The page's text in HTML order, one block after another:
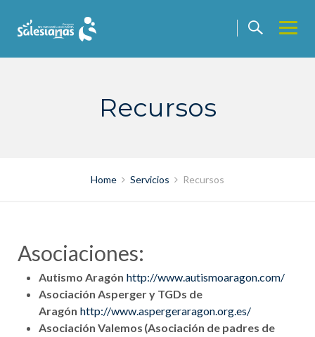
content
Recursos
Home Servicios Recursos
Asociaciones:
Autismo Aragón http://www.autismoaragon.com/
Asociación Asperger y TGDs de
Aragón http://www.aspergeraragon.org.es/
Asociación Valemos (Asociación de padres de